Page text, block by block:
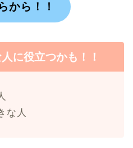
から！！
に役立つかも！！
な人